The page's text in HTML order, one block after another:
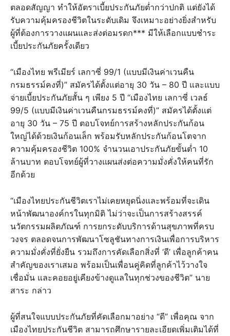
ตลอดสัญญา ทำให้อัตราเบี้ยประกันภัยต่ำกว่าปกติ แต่ยังได้
รับความคุ้มครองชีวิตในระดับเดิม จึงเหมาะอย่างยิ่งสำหรับ
ผู้ที่ต้องการวางแผนและส่งต่อมรดก*** มีให้เลือกแบบชำระ
เบี้ยประกันภัยครั้งเดียว
“เมืองไทย พรีเมียร์ เลกาซี่ 99/1 (แบบมีเงินค่าเวนคืน
กรมธรรม์คงที่)” สมัครได้ตั้งแต่อายุ 30 วัน – 80 ปี และแบบ
จ่ายเบี้ยประกันภัยสั้น ๆ เพียง 5 ปี “เมืองไทย เลกาซี่ เวลธ์
99/5 (แบบมีเงินค่าเวนคืนกรมธรรม์คงที่)” สมัครได้ตั้งแต่
อายุ 30 วัน – 75 ปี ตอบโจทย์การสร้างหลักประกันก้อน
ใหญ่ได้ด้วยเงินก้อนเล็ก พร้อมรับหลักประกันก้อนโตจาก
ความคุ้มครองชีวิต 100% จำนวนเอาประกันภัยขั้นต่ำ 10
ล้านบาท ตอบโจทย์ผู้ที่วางแผนส่งต่อความมั่งคั่งให้คนที่รัก
อีกด้วย
“เมืองไทยประกันชีวิตเราไม่เคยหยุดนิ่งและพร้อมที่จะเดิน
หน้าพัฒนาองค์กรในทุกมิติ ไม่ว่าจะเป็นการสร้างสรรค์
นวัตกรรมผลิตภัณฑ์ การยกระดับบริการด้านสุขภาพที่ครบ
วงจร ตลอดจนการพัฒนาโซลูชันทางการเงินเพื่อการบริหาร
ความมั่งคั่งที่ยั่งยืน รวมถึงการคัดเลือกสิ่งที่ ‘ดี’ เพื่อลูกค้าคน
สำคัญของเราเสมอ พร้อมเป็นเพื่อนคู่คิดที่ลูกค้าไว้วางใจ
เชื่อมั่น และคอยอยู่เคียงข้างดูแลในทุกช่วงของชีวิต” นาย
สาระ กล่าว
ผู้ที่สนใจแบบประกันภัยที่คัดเลือกมาอย่าง “ดี” เพื่อคุณ จาก
เมืองไทยประกันชีวิต สามารถศึกษารายละเอียดเพิ่มเติมได้ที่